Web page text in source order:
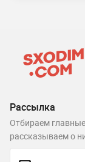
Рассылка
Отбираем
рассказываем о